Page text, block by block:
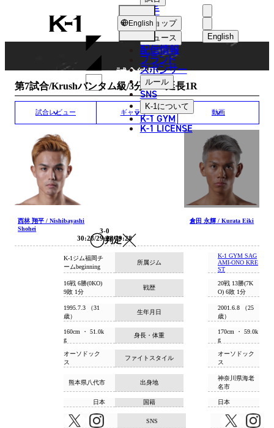
K-
1
English
한국어
中文（简体
中文（繁體
選手
ショップ
ニュース
配信情報
ブランド
スポンサー
ルール
SNS
K-1について
K-1 GYM
K-1 LICENSE
English
MATCH RESULT
試合結果
第7試合/Krushバンタム級/3分3R・延長1R
試合レビュー ギャラリー 動画
西林 翔平 / Nishibayashi
Shohei
判定
3-0
30:28/29:28/29:28
倉田 永輝 / Kurata Eiki
所属ジム
K-1ジム福岡チ
ームbeginning
K-1 GYM SAG
AMI-ONO KRE
ST
戦歴
16戦 6勝(0KO)
9敗 1分
20戦 13勝(7K
O) 6敗 1分
生年月日
1995.7.3 （31
歳）
2001.6.8 （25
歳）
身長・体重
160cm ・ 51.0k
g
170cm ・ 59.0k
g
ファイトスタイル
オーソドック
ス
オーソドック
ス
出身地
熊本県八代市
神奈川県海老
名市
国籍
日本 日本
SNS